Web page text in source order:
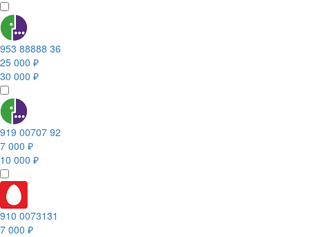
953 88888 36
25 000 ₽
30 000 ₽
919 00707 92
7 000 ₽
10 000 ₽
910 0073131
7 000 ₽